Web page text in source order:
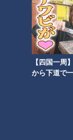
【四国一周
から下道で
「いかのラタトゥ
り方【キユーピー